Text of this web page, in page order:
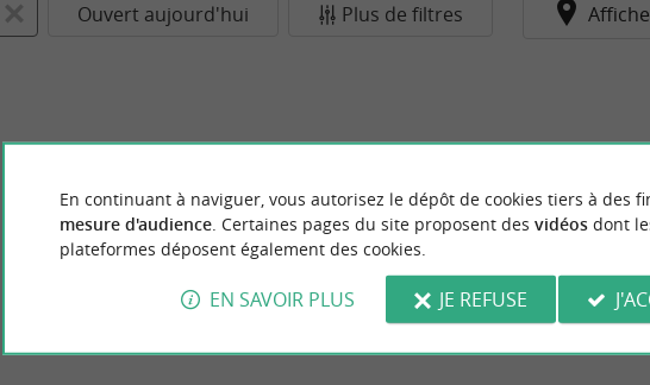
Ouvert aujourd'hui Plus de filtres
En continuant à naviguer, vous autorisez le dépôt de cookies tiers à des
mesure d'audience. Certaines pages du site proposent des vidéosdont
plateformes déposent également des cookies.
EN SAVOIR PLUS JE REFUSE